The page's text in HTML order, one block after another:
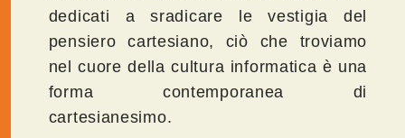
dedicati a sradicare le vestigia del
pensiero cartesiano, ciò che troviamo
nel cuore della cultura informatica è una
forma contemporanea di
cartesianesimo.